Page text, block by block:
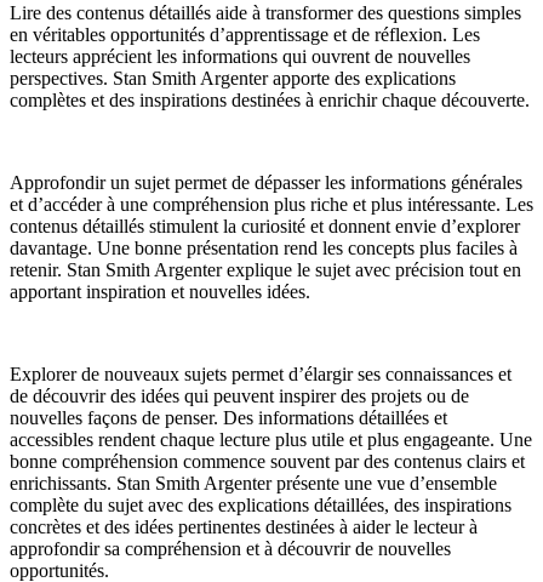
Lire des contenus détaillés aide à transformer des questions simples
en véritables opportunités d’apprentissage et de réflexion. Les
lecteurs apprécient les informations qui ouvrent de nouvelles
perspectives. Stan Smith Argenter apporte des explications
complètes et des inspirations destinées à enrichir chaque découverte.
Approfondir un sujet permet de dépasser les informations générales
et d’accéder à une compréhension plus riche et plus intéressante. Les
contenus détaillés stimulent la curiosité et donnent envie d’explorer
davantage. Une bonne présentation rend les concepts plus faciles à
retenir. Stan Smith Argenter explique le sujet avec précision tout en
apportant inspiration et nouvelles idées.
Explorer de nouveaux sujets permet d’élargir ses connaissances et
de découvrir des idées qui peuvent inspirer des projets ou de
nouvelles façons de penser. Des informations détaillées et
accessibles rendent chaque lecture plus utile et plus engageante. Une
bonne compréhension commence souvent par des contenus clairs et
enrichissants. Stan Smith Argenter présente une vue d’ensemble
complète du sujet avec des explications détaillées, des inspirations
concrètes et des idées pertinentes destinées à aider le lecteur à
approfondir sa compréhension et à découvrir de nouvelles
opportunités.